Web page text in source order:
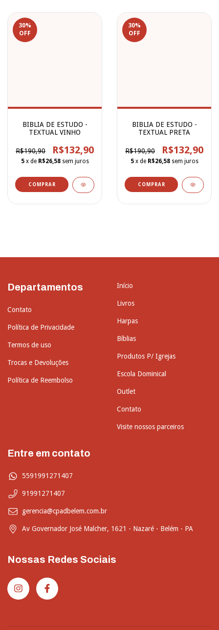
30%
OFF
BIBLIA DE ESTUDO -
TEXTUAL VINHO
R$190,90 R$132,90
5 x de R$26,58 sem juros
30%
OFF
BIBLIA DE ESTUDO -
TEXTUAL PRETA
R$190,90 R$132,90
5 x de R$26,58 sem juros
Departamentos
Contato
Política de Privacidade
Termos de uso
Trocas e Devoluções
Política de Reembolso
Início
Livros
Harpas
Bíblias
Produtos P/ Igrejas
Escola Dominical
Outlet
Contato
Visite nossos parceiros
Entre em contato
5591991271407
91991271407
gerencia@cpadbelem.com.br
Av Governador José Malcher, 1621 - Nazaré - Belém - PA
Nossas Redes Sociais